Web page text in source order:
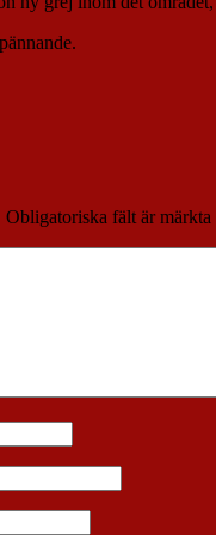
Obligatoriska fält är märkta